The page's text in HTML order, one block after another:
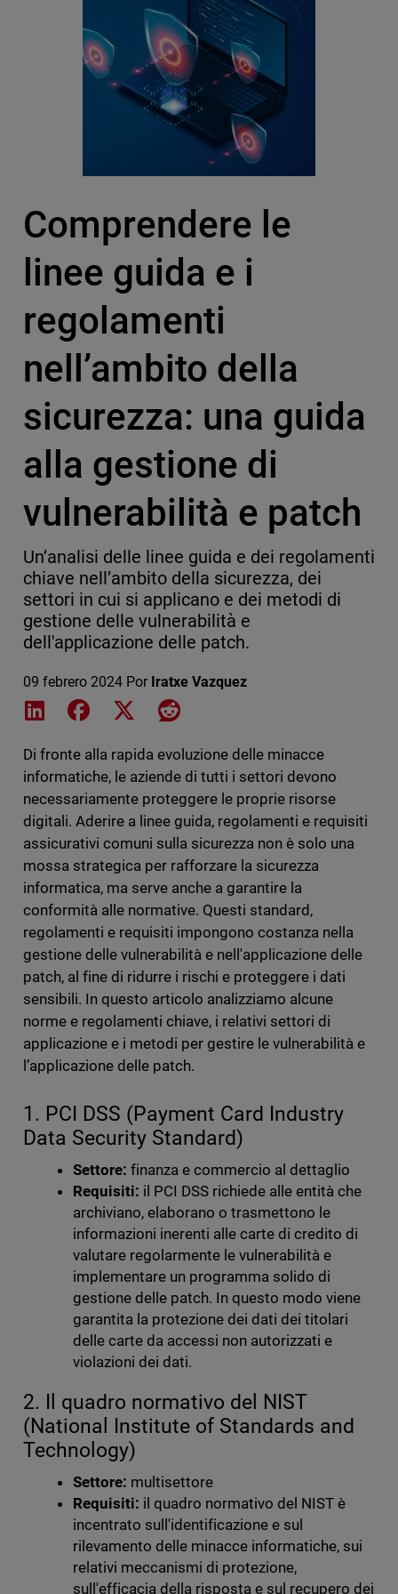
Comprendere le
linee guida e i
regolamenti
nell’ambito della
sicurezza: una guida
alla gestione di
vulnerabilità e patch
Un’analisi delle linee guida e dei regolamenti
chiave nell’ambito della sicurezza, dei
settori in cui si applicano e dei metodi di
gestione delle vulnerabilità e
dell'applicazione delle patch.
09 febrero 2024 Por Iratxe Vazquez
Share on LinkedIn
Share on Facebook
Share on XShare on Reddit
Di fronte alla rapida evoluzione delle minacce
informatiche, le aziende di tutti i settori devono
necessariamente proteggere le proprie risorse
digitali. Aderire a linee guida, regolamenti e requisiti
assicurativi comuni sulla sicurezza non è solo una
mossa strategica per rafforzare la sicurezza
informatica, ma serve anche a garantire la
conformità alle normative. Questi standard,
regolamenti e requisiti impongono costanza nella
gestione delle vulnerabilità e nell'applicazione delle
patch, al fine di ridurre i rischi e proteggere i dati
sensibili. In questo articolo analizziamo alcune
norme e regolamenti chiave, i relativi settori di
applicazione e i metodi per gestire le vulnerabilità e
l’applicazione delle patch.
1. PCI DSS (Payment Card Industry
Data Security Standard)
Settore: finanza e commercio al dettaglio
Requisiti: il PCI DSS richiede alle entità che
archiviano, elaborano o trasmettono le
informazioni inerenti alle carte di credito di
valutare regolarmente le vulnerabilità e
implementare un programma solido di
gestione delle patch. In questo modo viene
garantita la protezione dei dati dei titolari
delle carte da accessi non autorizzati e
violazioni dei dati.
2. Il quadro normativo del NIST
(National Institute of Standards and
Technology)
Settore: multisettore
Requisiti: il quadro normativo del NIST è
incentrato sull'identificazione e sul
rilevamento delle minacce informatiche, sui
relativi meccanismi di protezione,
sull'efficacia della risposta e sul recupero dei